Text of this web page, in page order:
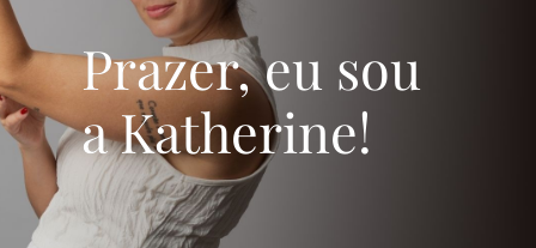
Prazer, eu sou
a Katherine!